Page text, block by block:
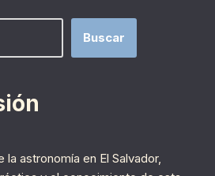
Buscar
astronomía en El Salvador,